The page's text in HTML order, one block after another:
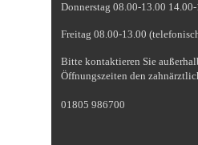
Donnerstag 08.00-13.00
Freitag 08.00-13.00
Bitte kontaktieren Sie
Öffnungszeiten den
01805 986700